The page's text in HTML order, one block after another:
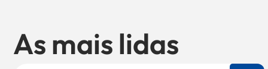
As mais lidas